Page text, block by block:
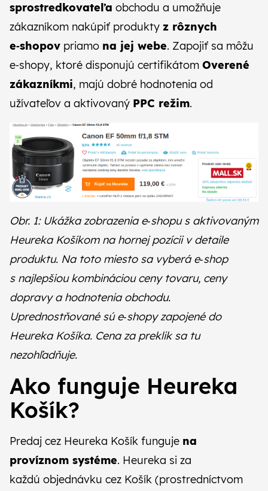
sprostredkovateľa obchodu a umožňuje
zákazníkom nakúpiť produkty z rôznych
e‑shopov priamo na jej webe. Zapojiť sa môžu
e‑shopy, ktoré disponujú certifikátom Overené
zákazníkmi, majú dobré hodnotenia od
užívateľov a aktivovaný PPC režim.
Obr. 1: Ukážka zobrazenia e‑shopu s aktivovaným
Heureka Košíkom na hornej pozícii v detaile
produktu. Na toto miesto sa vyberá e‑shop
s najlepšiou kombináciou ceny tovaru, ceny
dopravy a hodnotenia obchodu.
Uprednostňované sú e‑shopy zapojené do
Heureka Košíka. Cena za preklik sa tu
nezohľadňuje.
Ako funguje Heureka
Košík?
Predaj cez Heureka Košík funguje na
províznom systéme. Heureka si za
každú objednávku cez Košík (prostredníctvom